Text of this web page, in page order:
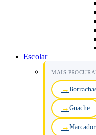
Escolar
MAIS
Borrachas
Guache